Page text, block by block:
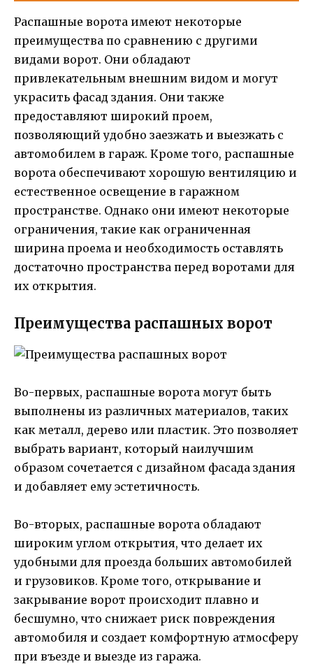
Распашные ворота имеют некоторые
преимущества по сравнению с другими
видами ворот. Они обладают
привлекательным внешним видом и могут
украсить фасад здания. Они также
предоставляют широкий проем,
позволяющий удобно заезжать и выезжать с
автомобилем в гараж. Кроме того, распашные
ворота обеспечивают хорошую вентиляцию и
естественное освещение в гаражном
пространстве. Однако они имеют некоторые
ограничения, такие как ограниченная
ширина проема и необходимость оставлять
достаточно пространства перед воротами для
их открытия.
Преимущества распашных ворот
Во-первых, распашные ворота могут быть
выполнены из различных материалов, таких
как металл, дерево или пластик. Это позволяет
выбрать вариант, который наилучшим
образом сочетается с дизайном фасада здания
и добавляет ему эстетичность.
Во-вторых, распашные ворота обладают
широким углом открытия, что делает их
удобными для проезда больших автомобилей
и грузовиков. Кроме того, открывание и
закрывание ворот происходит плавно и
бесшумно, что снижает риск повреждения
автомобиля и создает комфортную атмосферу
при въезде и выезде из гаража.